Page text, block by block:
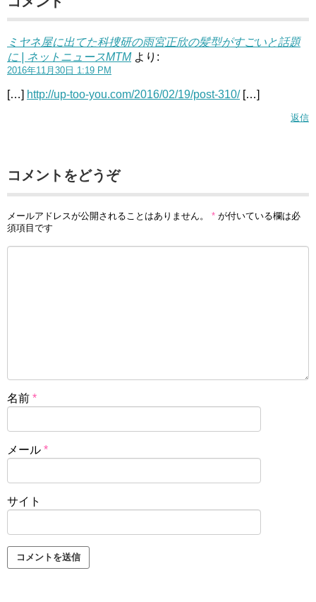
ミヤネ屋に出てた科捜研の雨宮正欣の髪型がすごいと話題
に | ネットニュースMTM より:
2016年11月30日 1:19 PM
[…] http://up-too-you.com/2016/02/19/post-310/[…]
返信
コメントをどうぞ
メールアドレスが公開されることはありません。 * が付いている欄は必
須項目です
名前 *
メール *
サイト